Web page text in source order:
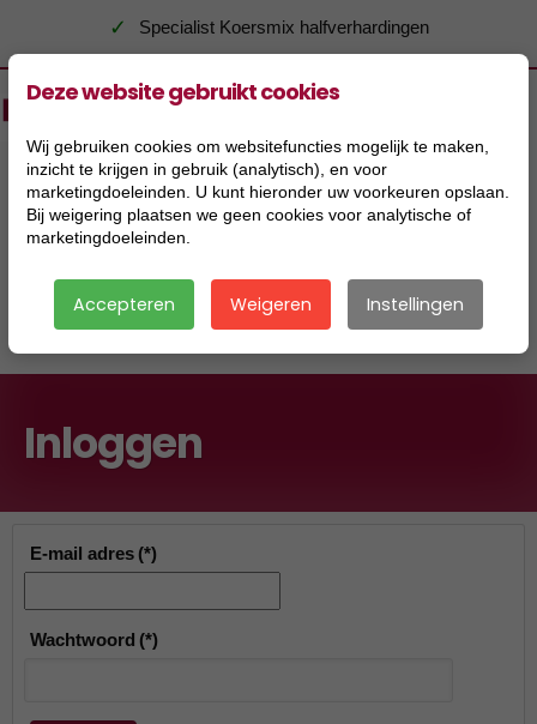
✓ Specialist Koersmix halfverhardingen
|
Inloggen
E-mail adres (*)
Wachtwoord (*)
Deze website gebruikt cookies
Wij gebruiken cookies om websitefuncties mogelijk te maken,
inzicht te krijgen in gebruik (analytisch), en voor
marketingdoeleinden. U kunt hieronder uw voorkeuren opslaan.
Bij weigering plaatsen we geen cookies voor analytische of
marketingdoeleinden.
Accepteren Weigeren Instellingen